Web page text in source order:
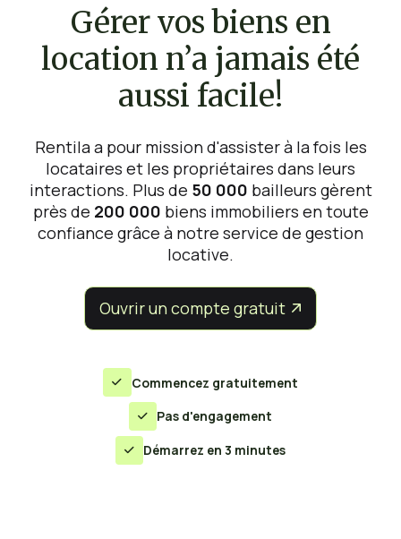
Gérer vos biens en
location n’a jamais été
aussi facile!
Rentila a pour mission d'assister à la fois les
locataires et les propriétaires dans leurs
interactions. Plus de 50 000 bailleurs gèrent
près de 200 000 biens immobiliers en toute
confiance grâce à notre service de gestion
locative.
Ouvrir un compte gratuit 
 Commencez gratuitement
 Pas d'engagement
 Démarrez en 3 minutes